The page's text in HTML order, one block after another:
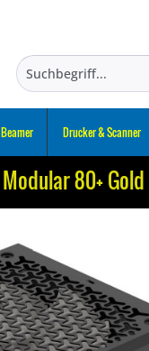
Drucker & Scanner
80+ Gold